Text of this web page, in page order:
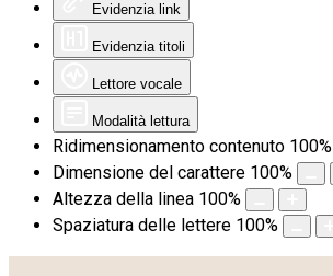
Evidenzia link
Evidenzia titoli
Lettore vocale
Modalità lettura
Ridimensionamento contenuto 100%
Dimensione del carattere 100%
Altezza della linea 100%
Spaziatura delle lettere 100%